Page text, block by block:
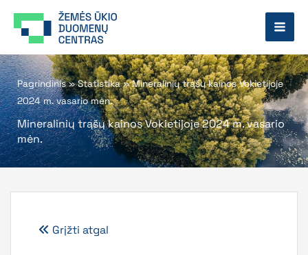
prie
Pagrindinis»Statistika»Mineralinių trąšų kainos Vokietijoje
2024 m. vasario mėn.
Mineralinių trąšų kainos Vokietijoje 2024 m. vasario
mėn.
Grįžti atgal